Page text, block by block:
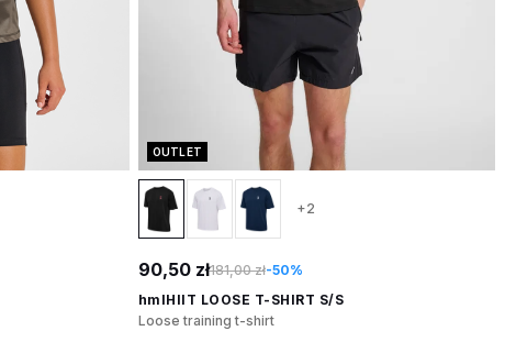
OUTLET
+2
90,50 zł181,00 zł-50%
hmlHIIT LOOSE T-SHIRT S/S
Loose training t-shirt